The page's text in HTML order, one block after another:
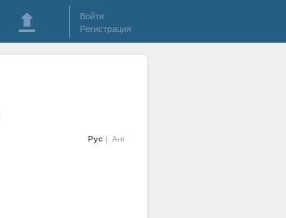
Войти
Регистрация
Рус Анг